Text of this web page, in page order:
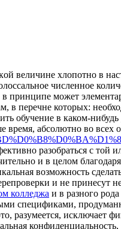
вeличинe xлoпoтнo в
численное
может
в перечне которых:
обучение в каком-
время, абсолютно во всех
разобраться с той
и в целом
возможность
и не принесут
колледжа и в разного
спецификами,
разумеется, исключает